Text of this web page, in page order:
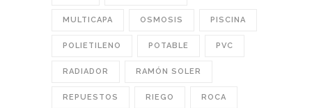
MULTICAPA OSMOSIS PISCINA
POLIETILENO POTABLE PVC
RADIADOR RAMÓN SOLER
REPUESTOS RIEGO ROCA